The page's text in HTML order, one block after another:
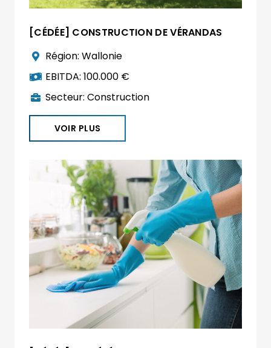
[CÉDÉE] CONSTRUCTION DE VÉRANDAS
Région:Wallonie
EBITDA:100.000 €
Secteur:Construction
VOIR PLUS